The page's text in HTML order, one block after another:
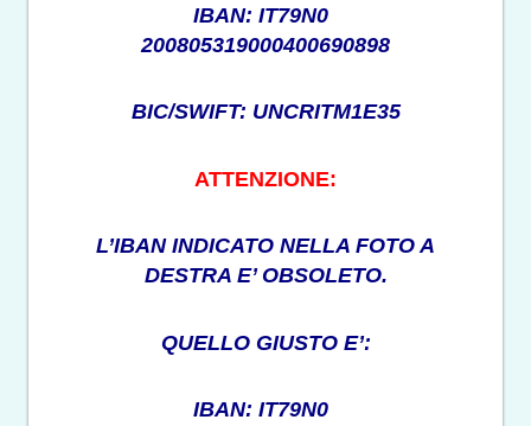
IBAN: IT79N0
200805319000400690898
BIC/SWIFT: UNCRITM1E35
ATTENZIONE:
L’IBAN INDICATO NELLA FOTO A
DESTRA E’ OBSOLETO.
QUELLO GIUSTO E’:
IBAN: IT79N0